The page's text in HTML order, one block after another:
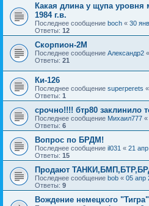
Какая длина у щупа уровня
1984 г.в.
Последнее сообщение boch « 30
Ответы: 12
Скорпион-2М
Последнее сообщение Александр2 «
Ответы: 21
Ки-126
Последнее сообщение superperets «
Ответы: 1
срочно!!!! бтр80 заклинило
Последнее сообщение Михаил777 «
Ответы: 6
Вопрос по БРДМ!
Последнее сообщение il031 « 21
Ответы: 15
Продают
Последнее сообщение bob « 05 апр
Ответы: 9
Вождение немецкого "Тигра"